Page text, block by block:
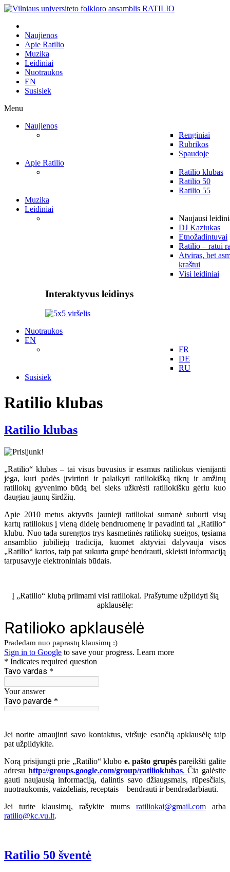
Naujienos
Apie Ratilio
Muzika
Leidiniai
Nuotraukos
EN
Susisiek
Menu
Naujienos
Renginiai
Rubrikos
Spaudoje
Apie Ratilio
Ratilio klubas
Ratilio 50
Ratilio 55
Muzika
Leidiniai
Naujausi
DJ Kaziukas
Etnožadintuvai
Ratilio – ratui
Atviras, bet
kraštui
Visi leidiniai
Interaktyvus leidinys
Nuotraukos
EN
FR
DE
RU
Susisiek
Ratilio klubas
Ratilio klubas
„Ratilio“ klubas – tai visus buvusius ir esamus ratiliokus vienijanti
jėga, kuri padės įtvirtinti ir palaikyti ratiliokišką tikrų ir amžinų
ratiliokų gyvenimo būdą bei sieks užkrėsti ratiliokišku gėriu kuo
daugiau jaunų širdžių.
Apie 2010 metus aktyvūs jaunieji ratiliokai sumanė suburti visų
kartų ratiliokus į vieną didelę bendruomenę ir pavadinti tai „Ratilio“
klubu. Nuo tada surengtos trys kasmetinės ratiliokų sueigos, tęsiama
ansamblio jubiliejų tradicija, kuomet aktyviai dalyvauja visos
„Ratilio“ kartos, taip pat sukurta grupė bendrauti, skleisti informaciją
tarpusavyje elektroniniais būdais.
Į „Ratilio“ klubą priimami visi ratiliokai. Prašytume užpildyti šią
apklausėlę:
Jei norite atnaujinti savo kontaktus, viršuje esančią apklausėlę taip
pat užpildykite.
Norą prisijungti prie „Ratilio“ klubo e. pašto grupėspareikšti galite
adresu http://groups.google.com/group/ratilioklubas.Čia galėsite
gauti naujausią informaciją, dalintis savo džiaugsmais, rūpesčiais,
nuotraukomis, vaizdeliais, receptais – bendrauti ir bendradarbiauti.
Jei turite klausimų, rašykite mums ratiliokai@gmail.com arba
ratilio@kc.vu.lt.
Ratilio 50 šventė